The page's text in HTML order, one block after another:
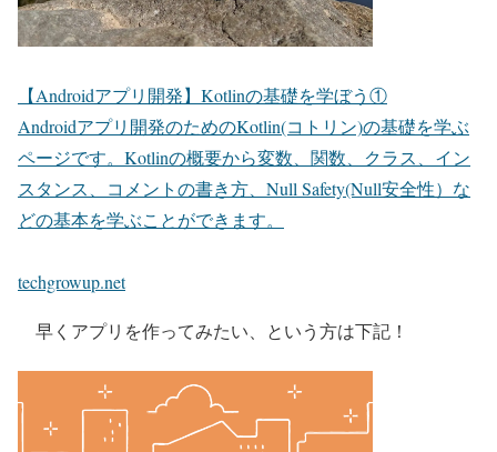
【Androidアプリ開発】Kotlinの基礎を学ぼう①
Androidアプリ開発のためのKotlin(コトリン)の基礎を学ぶ
ページです。Kotlinの概要から変数、関数、クラス、イン
スタンス、コメントの書き方、Null Safety(Null安全性）な
どの基本を学ぶことができます。
techgrowup.net
早くアプリを作ってみたい、という方は下記！